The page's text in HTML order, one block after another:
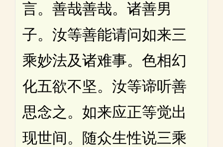
言。善哉善哉。诸善男
子。汝等善能请问如来三
乘妙法及诸难事。色相幻
化五欲不坚。汝等谛听善
思念之。如来应正等觉出
现世间。随众生性说三乘